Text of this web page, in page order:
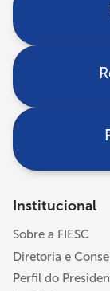
Institucional
Sobre a FIESC
Diretoria e
Perfil do